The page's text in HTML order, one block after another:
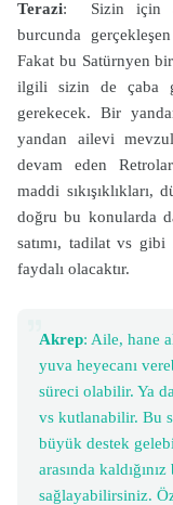
Terazi: Sizin için
burcunda
Fakat bu Satürnyen
ilgili sizin de çaba
gerekecek. Bir
yandan ailevi
devam eden
maddi
doğru bu konularda
satımı, tadilat vs
faydalı olacaktır.
Akrep: Aile, hane
yuva heyecanı
süreci olabilir. Ya
vs kutlanabilir. Bu
büyük destek
arasında
sağlayabilirsiniz.